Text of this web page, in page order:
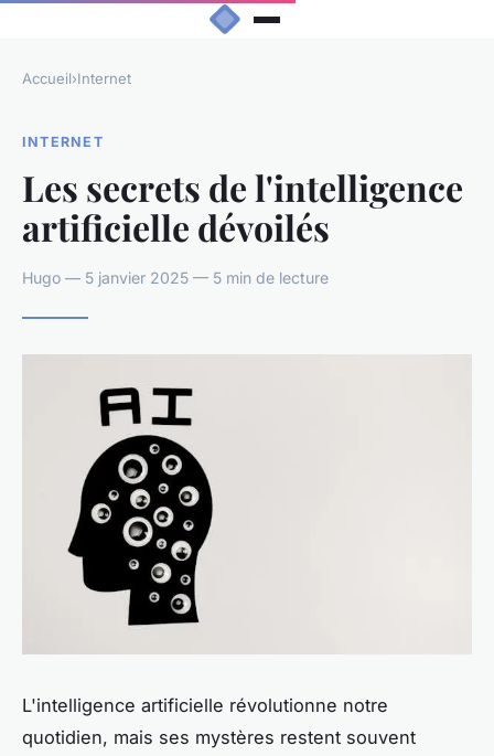
Accueil›Internet
INTERNET
Les secrets de l'intelligence
artificielle dévoilés
Hugo — 5 janvier 2025 — 5 min de lecture
L'intelligence artificielle révolutionne notre
quotidien, mais ses mystères restent souvent